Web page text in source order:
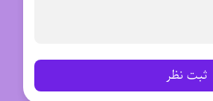
ثبت نظر